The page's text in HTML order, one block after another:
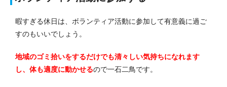
暇すぎる休日は、ボランティア活動に参加して有意義に過ご
すのもいいでしょう。
地域のゴミ拾いをするだけでも清々しい気持ちになれます
し、体も適度に動かせるので一石二鳥です。